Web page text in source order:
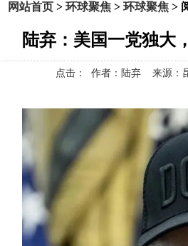
网站首页 > 环球聚焦 > 环球聚焦 >
陆弃：美国一党独大
点击： 作者：陆弃 来源：